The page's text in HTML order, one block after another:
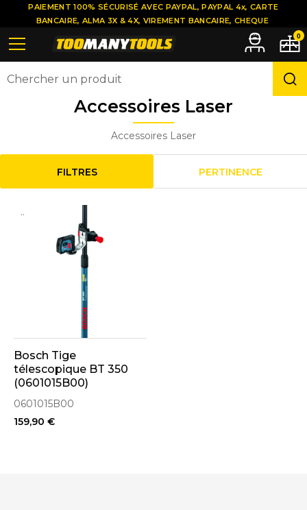
Accessoires Laser
Accessoires Laser
FILTRES PERTINENCE
..
Bosch Tige
télescopique BT 350
(0601015B00)
0601015B00
159,90 €
PAIEMENT 100% SÉCURISÉ AVEC PAYPAL, PAYPAL 4x, CARTE
BANCAIRE, ALMA 3X & 4X, VIREMENT BANCAIRE, CHEQUE
0